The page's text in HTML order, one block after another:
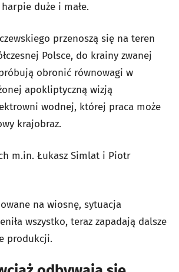
duże i małe.
przenoszą się na teren
Polsce, do krainy zwanej
obronić równowagi w
apokliptyczną wizją
wodnej, której praca może
krajobraz.
m.in. Łukasz Simlat i Piotr
na wiosnę, sytuacja
wszystko, teraz zapadają dalsze
produkcji.